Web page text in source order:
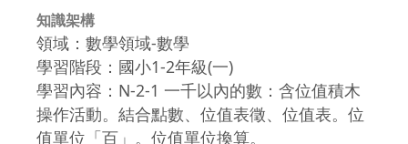
知識架構
領域：數學領域-數學
學習階段：國小1-2年級(一)
學習內容：N-2-1 一千以內的數：含位值積木
操作活動。結合點數、位值表徵、位值表。位
值單位「百」。位值單位換算。